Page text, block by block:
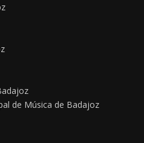
de Música de Badajoz